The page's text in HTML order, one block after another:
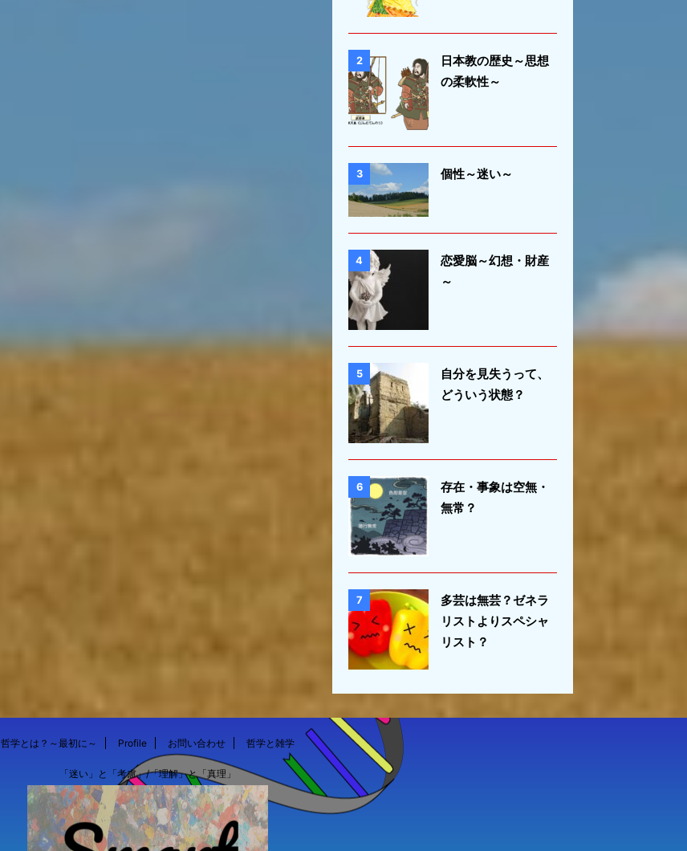
2
日本教の歴史～思想
の柔軟性～
3 個性～迷い～
4
恋愛脳～幻想・財産
～
5
自分を見失うって、
どういう状態？
6
存在・事象は空無・
無常？
7
多芸は無芸？ゼネラ
リストよりスペシャ
リスト？
哲学とは？～最初に～ Profile お問い合わせ 哲学と雑学
「迷い」と「考慮」/「理解」と「真理」